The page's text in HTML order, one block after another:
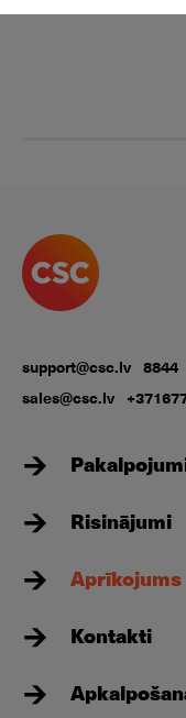
support@csc.lv 8844
sales@csc.lv
Risinājumi
Aprīkojums
Kontakti